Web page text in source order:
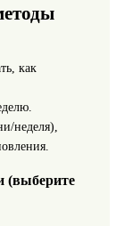
как
неделя),
(выберите